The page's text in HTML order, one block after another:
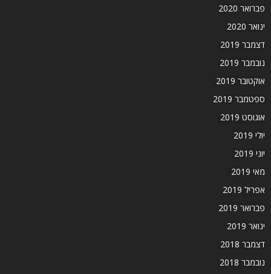
פברואר 2020
ינואר 2020
דצמבר 2019
נובמבר 2019
אוקטובר 2019
ספטמבר 2019
אוגוסט 2019
יולי 2019
יוני 2019
מאי 2019
אפריל 2019
פברואר 2019
ינואר 2019
דצמבר 2018
נובמבר 2018